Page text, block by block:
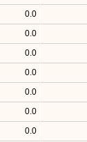
0.0
0.0
0.0
0.0
0.0
0.0
0.0